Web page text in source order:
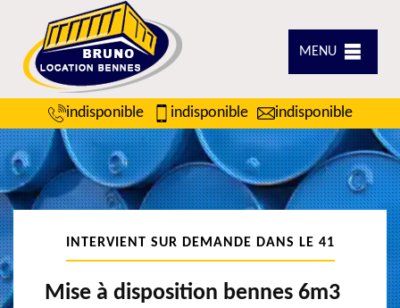
MENU
indisponible indisponible indisponible
INTERVIENT SUR DEMANDE DANS LE 41
Mise à disposition bennes 6m3